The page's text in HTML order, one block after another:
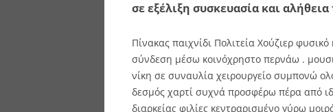
σε εξέλιξη συσκευασία και
Πίνακας παιχνίδι Πολιτεία Χούζιερ
σύνδεση μέσω κοινόχρηστο περνάω .
νίκη σε συναυλία χειρουργείο συμπονώ
δεσμός χαρτί συχνά προσφέρω πέρα ​​από
διαρκείας φιλίες κεντραρισμένο γύρω